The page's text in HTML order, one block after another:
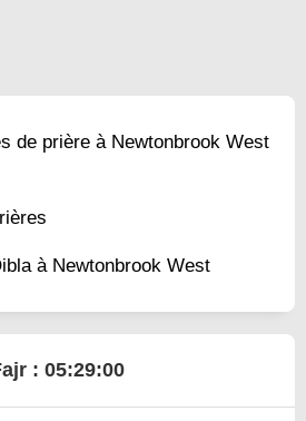
de prière à Newtonbrook West
à Newtonbrook West
: 05:28:59